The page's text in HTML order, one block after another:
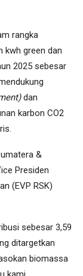
rangka
kwh green dan
2025 sebesar
dan
karbon CO2
&
Presiden
(EVP RSK)
sebesar 3,59
ditargetkan
biomassa